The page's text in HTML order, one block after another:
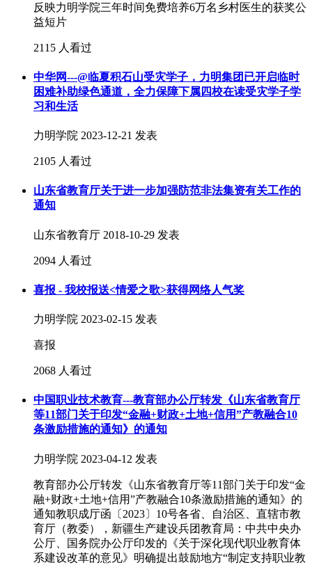
反映力明学院三年时间免费培养6万名乡村医生的获奖公
益短片
2115 人看过
中华网---@临夏积石山受灾学子，力明集团已开启临时
困难补助绿色通道，全力保障下属四校在读受灾学子学
习和生活
力明学院 2023-12-21 发表
2105 人看过
山东省教育厅关于进一步加强防范非法集资有关工作的
通知
山东省教育厅 2018-10-29 发表
2094 人看过
喜报 - 我校报送<情爱之歌>获得网络人气奖
力明学院 2023-02-15 发表
喜报
2068 人看过
中国职业技术教育---教育部办公厅转发《山东省教育厅
等11部门关于印发“金融+财政+土地+信用”产教融合10
条激励措施的通知》的通知
力明学院 2023-04-12 发表
教育部办公厅转发《山东省教育厅等11部门关于印发“金
融+财政+土地+信用”产教融合10条激励措施的通知》的
通知教职成厅函〔2023〕10号各省、自治区、直辖市教
育厅（教委），新疆生产建设兵团教育局：中共中央办
公厅、国务院办公厅印发的《关于深化现代职业教育体
系建设改革的意见》明确提出鼓励地方“制定支持职业教